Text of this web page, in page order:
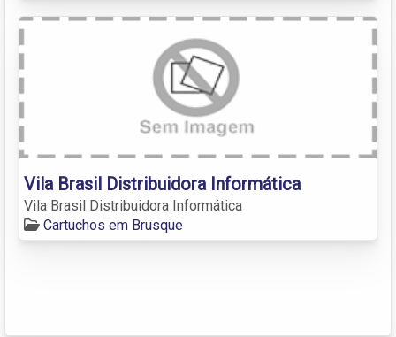
Vila Brasil Distribuidora Informática
Vila Brasil Distribuidora Informática
Cartuchos em Brusque